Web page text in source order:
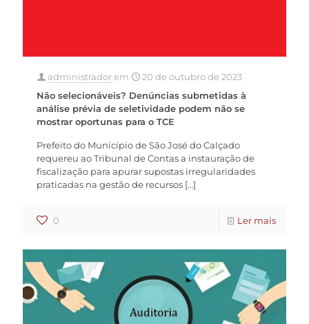
administradorem
20 de outubro de 2023
Não selecionáveis? Denúncias submetidas à
análise prévia de seletividade podem não se
mostrar oportunas para o TCE
Prefeito do Município de São José do Calçado
requereu ao Tribunal de Contas a instauração de
fiscalização para apurar supostas irregularidades
praticadas na gestão de recursos […]
0 Ler mais